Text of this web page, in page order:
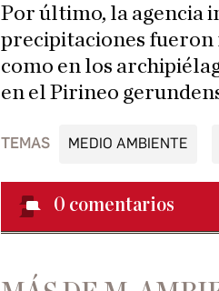
Por último, la agencia
precipitaciones fueron
como en los
en el Pirineo
TEMAS MEDIO AMBIENTE
0 comentarios